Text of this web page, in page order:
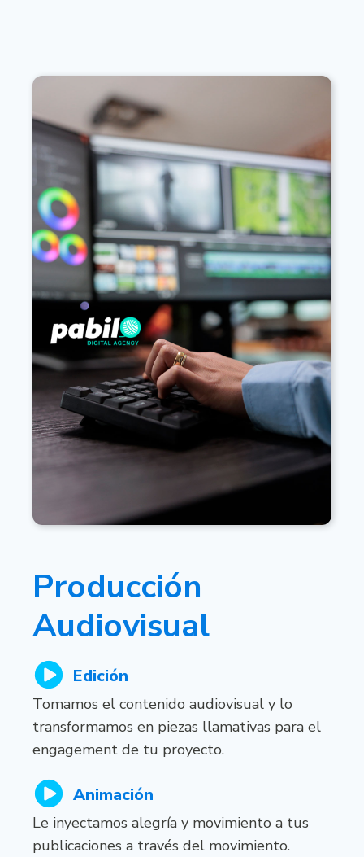
Producción
Audiovisual
Edición
Tomamos el contenido audiovisual y lo
transformamos en piezas llamativas para el
engagement de tu proyecto.
Animación
Le inyectamos alegría y movimiento a tus
publicaciones a través del movimiento.